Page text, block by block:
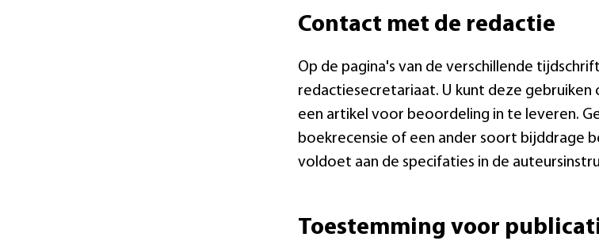
Contact met de redactie
Op de pagina's van de verschillende
redactiesecretariaat. U kunt deze
een artikel voor beoordeling in te leveren.
boekrecensie of een ander soort bijddrage
voldoet aan de specifaties in de
Toestemming voor